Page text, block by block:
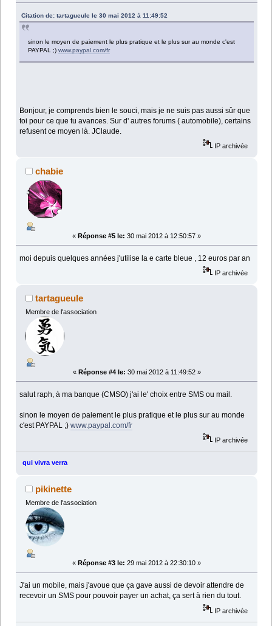
Citation de: tartagueule le 30 mai 2012 à 11:49:52
sinon le moyen de paiement le plus pratique et le plus sur au monde c'est
PAYPAL ;)www.paypal.com/fr
Bonjour, je comprends bien le souci, mais je ne suis pas aussi sûr que
toi pour ce que tu avances. Sur d' autres forums ( automobile), certains
refusent ce moyen là. JClaude.
IP archivée
chabie
« Réponse #5 le: 30 mai 2012 à 12:50:57 »
moi depuis quelques années j'utilise la e carte bleue , 12 euros par an
IP archivée
tartagueule
Membre de l'association
« Réponse #4 le: 30 mai 2012 à 11:49:52 »
salut raph, à ma banque (CMSO) j'ai le' choix entre SMS ou mail.
sinon le moyen de paiement le plus pratique et le plus sur au monde
c'est PAYPAL ;)www.paypal.com/fr
IP archivée
qui vivra verra
pikinette
Membre de l'association
« Réponse #3 le: 29 mai 2012 à 22:30:10 »
J'ai un mobile, mais j'avoue que ça gave aussi de devoir attendre de
recevoir un SMS pour pouvoir payer un achat, ça sert à rien du tout.
IP archivée